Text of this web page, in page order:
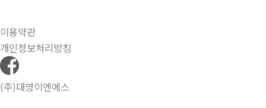
이용약관
개인정보처리방침
(주)대영이엔에스